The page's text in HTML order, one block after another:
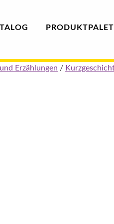
PRODUKT
Erzählungen /